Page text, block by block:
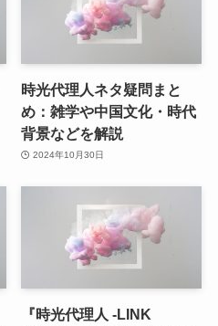
時光代理人ネタ疑問まと
め：雑学や中国文化・時代
背景などを解説
2024年10月30日
『時光代理人 -LINK